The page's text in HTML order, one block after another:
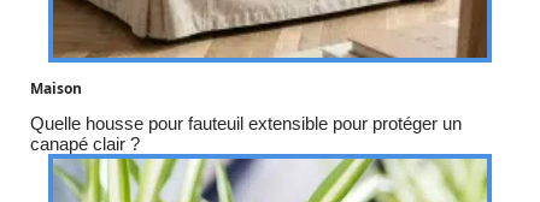
Maison
Quelle housse pour fauteuil extensible pour protéger un
canapé clair ?